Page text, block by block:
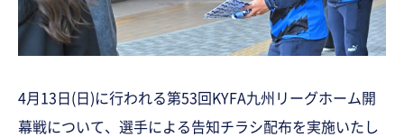
4月13日(日)に行われる第53回KYFA九州リーグホーム開
幕戦について、選手による告知チラシ配布を実施いたし